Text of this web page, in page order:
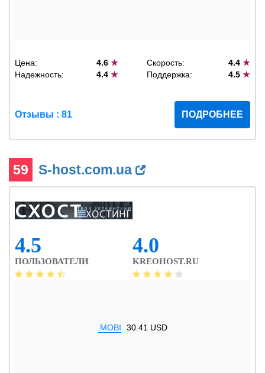
Цена: 4.6★ Скорость: 4.4 ★
Надежность:
4.4★ Поддержка: 4.5 ★
Отзывы : 81 ПОДРОБНЕЕ
59 S-host.com.ua
4.5
ПОЛЬЗОВАТЕЛИ
4.0
KREOHOST.RU
.MOBI 30.41 USD